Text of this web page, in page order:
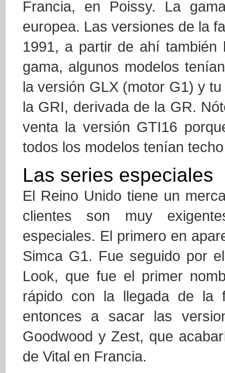
Francia, en Poissy. La
europea. Las versiones de la
1991, a partir de ahí también
gama, algunos modelos
la versión GLX (motor G1) y
la GRI, derivada de la GR.
venta la versión GTI16
todos los modelos tenían
Las series especiales
El Reino Unido tiene un
clientes son muy
especiales. El primero en
Simca G1. Fue seguido por
Look, que fue el primer
rápido con la llegada de la
entonces a sacar las
Goodwood y Zest, que
de Vital en Francia.